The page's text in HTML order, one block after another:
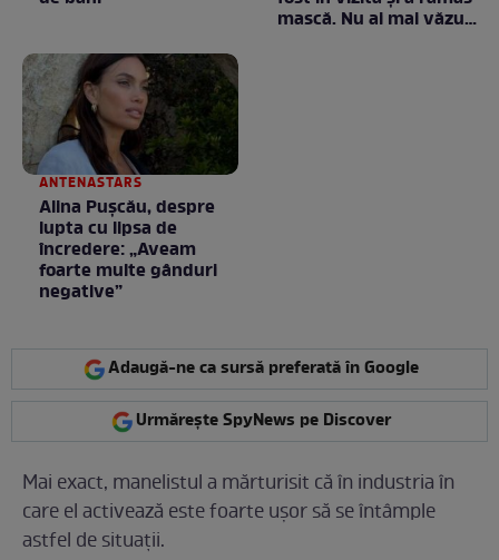
mască. Nu ai mai văzut
ANTENASTARS
Alina Pușcău, despre
lupta cu lipsa de
încredere: „Aveam
foarte multe gânduri
negative”
Adaugă-ne ca sursă preferată în Google
Urmărește SpyNews pe Discover
Mai exact, manelistul a mărturisit că în industria în
care el activează este foarte ușor să se întâmple
astfel de situații.